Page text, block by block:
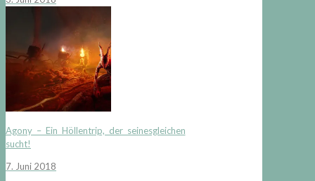
Agony – Ein Höllentrip, der seinesgleichen
sucht!
7. Juni 2018